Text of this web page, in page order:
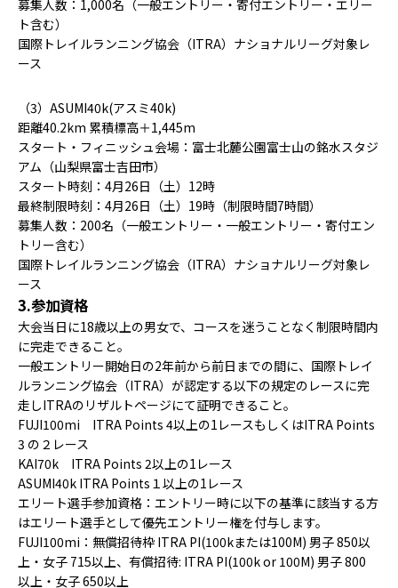
募集人数：1,000名（一般エントリー・寄付エントリー・エリー
ト含む）
国際トレイルランニング協会（ITRA）ナショナルリーグ対象レ
ース
（3）ASUMI40k(アスミ40k)
距離40.2km 累積標高＋1,445m
スタート・フィニッシュ会場：富士北麓公園富士山の銘水スタジ
アム（山梨県富士吉田市）
スタート時刻：4月26日（土）12時
最終制限時刻：4月26日（土）19時（制限時間7時間）
募集人数：200名（一般エントリー・一般エントリー・寄付エン
トリー含む）
国際トレイルランニング協会（ITRA）ナショナルリーグ対象レ
ース
3.参加資格
大会当日に18歳以上の男女で、コースを迷うことなく制限時間内
に完走できること。
一般エントリー開始日の2年前から前日までの間に、国際トレイ
ルランニング協会（ITRA）が認定する以下の規定のレースに完
走しITRAのリザルトページにて証明できること。
FUJI100mi ITRA Points 4以上の1レースもしくはITRA Points
3 の２レース
KAI70k ITRA Points 2以上の1レース
ASUMI40k ITRA Points１以上の1レース
エリート選手参加資格：エントリー時に以下の基準に該当する方
はエリート選手として優先エントリー権を付与します。
FUJI100mi：無償招待枠 ITRA PI(100kまたは100M) 男子 850以
上・女子 715以上、有償招待: ITRA PI(100k or 100M) 男子 800
以上・女子 650以上